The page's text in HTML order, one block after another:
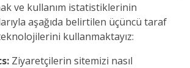
ve kullanım istatistiklerinin
aşağıda belirtilen üçüncü taraf
kullanmaktayız:
Ziyaretçilerin sitemizi nasıl